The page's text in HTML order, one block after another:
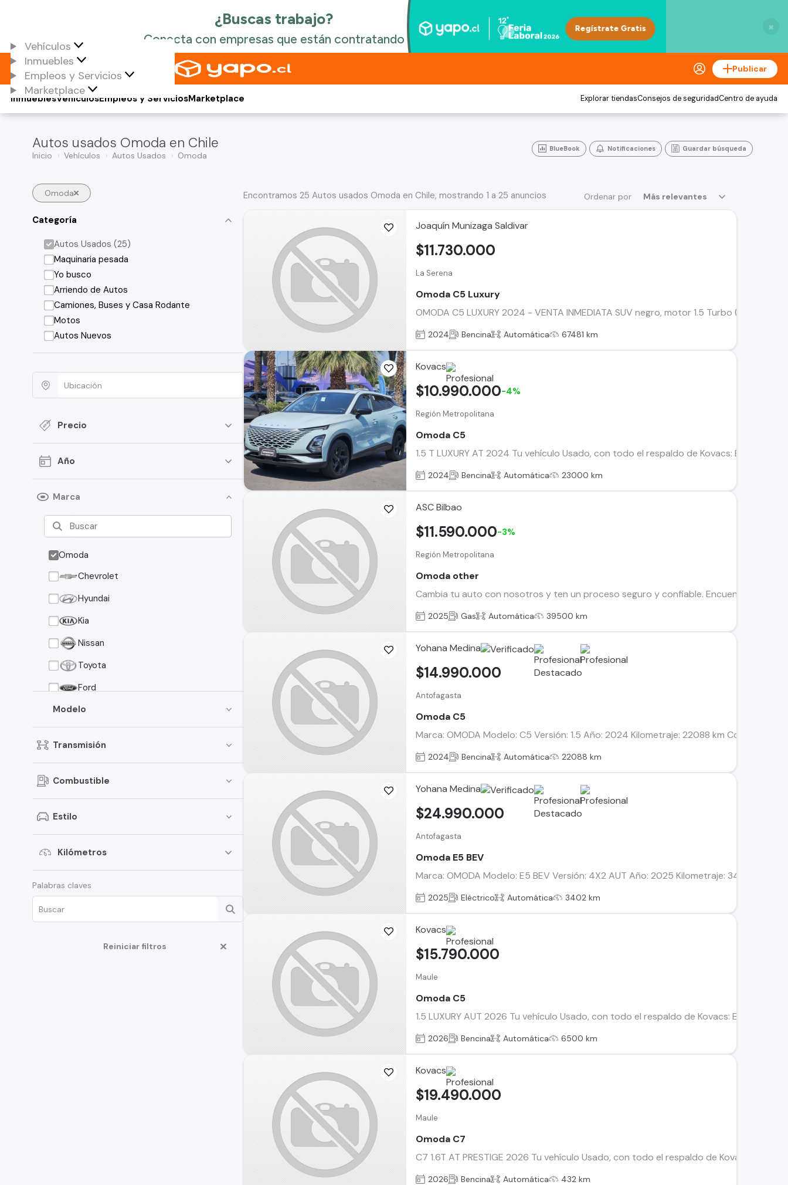
×
Vehículos
Inmuebles
Empleos y Servicios
Marketplace
Publicar
Vehículos
Inmuebles Empleos y ServiciosMarketplace Explorar tiendasConsejos de seguridadCentro de ayuda
Autos usados Omoda en Chile
Inicio Vehículos Autos Usados Omoda
BlueBook Notificaciones Guardar búsqueda
Omoda
Categoría
Autos Usados (25)
Maquinaria pesada
Yo busco
Arriendo de Autos
Camiones, Buses y Casa Rodante
Motos
Autos Nuevos
Precio
Año
Marca
Omoda
Chevrolet
Hyundai
Kia
Nissan
Toyota
Ford
Suzuki
Mitsubishi
Volkswagen
SsangYong
Subaru
Great Wall
Modelo
Transmisión
Combustible
Estilo
Kilómetros
Palabras claves
Reiniciar filtros
Ordenar por Más relevantes
Encontramos 25 Autos usados Omoda en Chile, mostrando 1 a 25 anuncios
Joaquín Munizaga Saldivar
La Serena
Omoda C5 Luxury
OMODA C5 LUXURY 2024 - VENTA INMEDIATA SUV negro, motor 1.5 Turbo (145
$11.730.000
2024 Bencina Automática 67481 km
Kovacs
Región Metropolitana
Omoda C5
1.5 T LUXURY AT 2024 Tu vehículo Usado, con todo el respaldo de Kovacs: Este
$10.990.000-4%
2024 Bencina Automática 23000 km
ASC Bilbao
Región Metropolitana
Omoda other
Cambia tu auto con nosotros y ten un proceso seguro y confiable. Encuentra el ideal
$11.590.000-3%
2025 Gas Automática 39500 km
Yohana Medina
Antofagasta
Omoda C5
Marca: OMODA Modelo: C5 Versión: 1.5 Año: 2024 Kilometraje: 22088 km
$14.990.000
2024 Bencina Automática 22088 km
Yohana Medina
Antofagasta
Omoda E5 BEV
Marca: OMODA Modelo: E5 BEV Versión: 4X2 AUT Año: 2025 Kilometraje: 3402 km
$24.990.000
2025 Eléctrico Automática 3402 km
Kovacs
Maule
Omoda C5
1.5 LUXURY AUT 2026 Tu vehículo Usado, con todo el respaldo de Kovacs: Este
$15.790.000
2026 Bencina Automática 6500 km
Kovacs
Maule
Omoda C7
C7 1.6T AT PRESTIGE 2026 Tu vehículo Usado, con todo el respaldo de Kovacs:
$19.490.000
2026 Bencina Automática 432 km